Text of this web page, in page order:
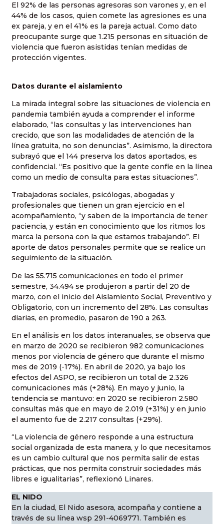
El 92% de las personas agresoras son varones y, en el
44% de los casos, quien comete las agresiones es una
ex pareja, y en el 41% es la pareja actual. Como dato
preocupante surge que 1.215 personas en situación de
violencia que fueron asistidas tenían medidas de
protección vigentes.
Datos durante el aislamiento
La mirada integral sobre las situaciones de violencia en
pandemia también ayuda a comprender el informe
elaborado, “las consultas y las intervenciones han
crecido, que son las modalidades de atención de la
línea gratuita, no son denuncias”. Asimismo, la directora
subrayó que el 144 preserva los datos aportados, es
confidencial. “Es positivo que la gente confíe en la línea
como un medio de consulta para estas situaciones”.
Trabajadoras sociales, psicólogas, abogadas y
profesionales que tienen un gran ejercicio en el
acompañamiento, “y saben de la importancia de tener
paciencia, y están en conocimiento que los ritmos los
marca la persona con la que estamos trabajando”. El
aporte de datos personales permite que se realice un
seguimiento de la situación.
De las 55.715 comunicaciones en todo el primer
semestre, 34.494 se produjeron a partir del 20 de
marzo, con el inicio del Aislamiento Social, Preventivo y
Obligatorio, con un incremento del 28%. Las consultas
diarias, en promedio, pasaron de 190 a 263.
En el análisis en los datos interanuales, se observa que
en marzo de 2020 se recibieron 982 comunicaciones
menos por violencia de género que durante el mismo
mes de 2019 (-17%). En abril de 2020, ya bajo los
efectos del ASPO, se recibieron un total de 2.326
comunicaciones más (+28%). En mayo y junio, la
tendencia se mantuvo: en 2020 se recibieron 2.580
consultas más que en mayo de 2.019 (+31%) y en junio
el aumento fue de 2.217 consultas (+29%).
“La violencia de género responde a una estructura
social organizada de esta manera, y lo que necesitamos
es un cambio cultural que nos permita salir de estas
prácticas, que nos permita construir sociedades más
libres e igualitarias”, reflexionó Linares.
EL NIDO
En la ciudad, El Nido asesora, acompaña y contiene a
través de su línea wsp 291-4069771. También es